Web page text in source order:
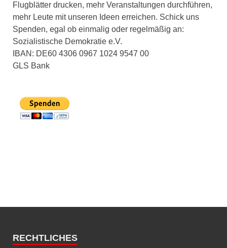
Flugblätter drucken, mehr Veranstaltungen durchführen,
mehr Leute mit unseren Ideen erreichen. Schick uns
Spenden, egal ob einmalig oder regelmäßig an:
Sozialistische Demokratie e.V.
IBAN: DE60 4306 0967 1024 9547 00
GLS Bank
RECHTLICHES